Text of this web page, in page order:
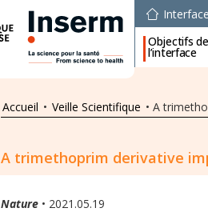
Objectifs de
l’interface
Accueil • Veille Scientifique • A
A trimethoprim derivative
Nature • 2021.05.19